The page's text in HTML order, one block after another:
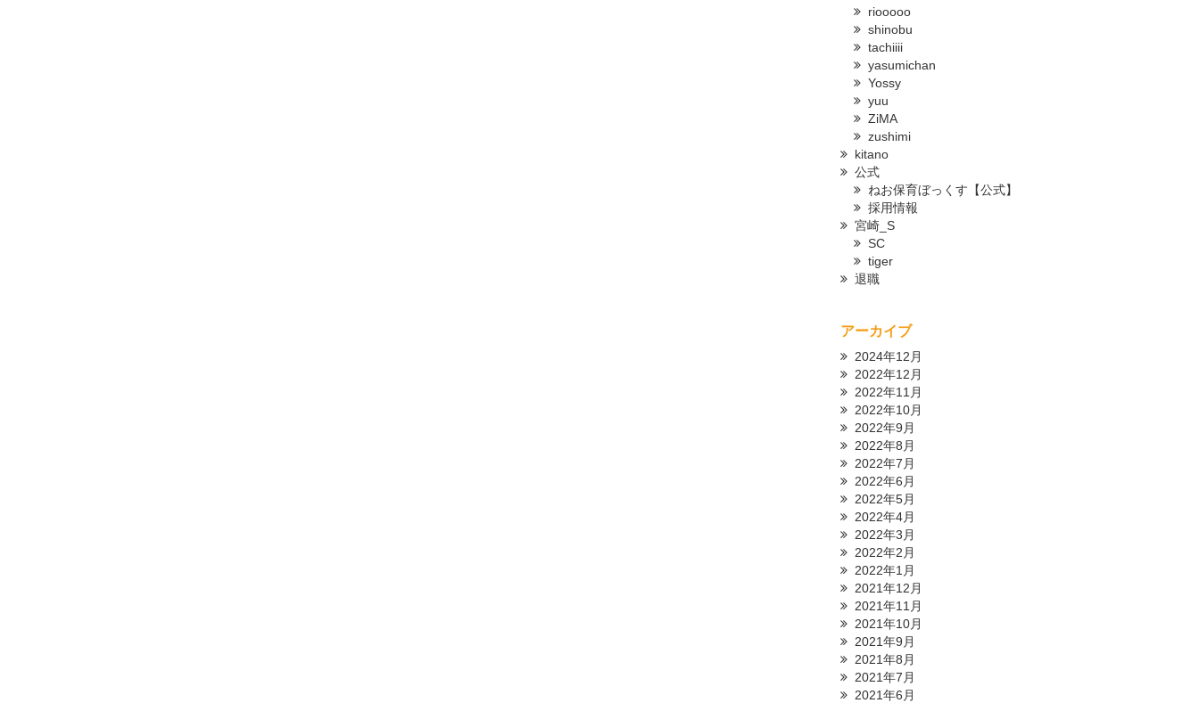
riooooo
shinobu
tachiiii
yasumichan
Yossy
yuu
ZiMA
zushimi
kitano
公式
ねお保育ぼっくす【公式】
採用情報
宮崎_S
SC
tiger
退職
アーカイブ
2024年12月
2022年12月
2022年11月
2022年10月
2022年9月
2022年8月
2022年7月
2022年6月
2022年5月
2022年4月
2022年3月
2022年2月
2022年1月
2021年12月
2021年11月
2021年10月
2021年9月
2021年8月
2021年7月
2021年6月